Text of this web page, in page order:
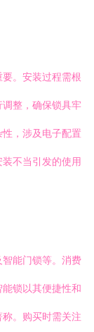
。安装过程需根
整，确保锁具牢
，涉及电子配置
不当引发的使用
能门锁等。消费
锁以其便捷性和
。购买时需关注